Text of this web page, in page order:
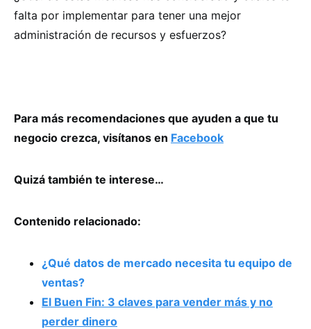
falta por implementar para tener una mejor
administración de recursos y esfuerzos?
Para más recomendaciones que ayuden a que tu
negocio crezca, visítanos en Facebook
Quizá también te interese…
Contenido relacionado:
¿Qué datos de mercado necesita tu equipo de
ventas?
El Buen Fin: 3 claves para vender más y no
perder dinero